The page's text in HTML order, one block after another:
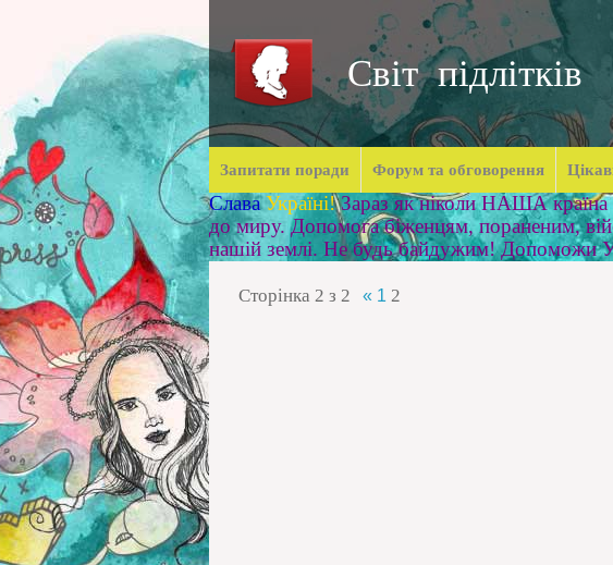
Світ підлітків
Запитати поради Форум та обговорення
Слава Україні! Зараз як ніколи НАША країна
до миру. Допомога біженцям, пораненим,
нашій землі. Не будь байдужим! Допоможи
Сторінка 2 з 2 « 1 2